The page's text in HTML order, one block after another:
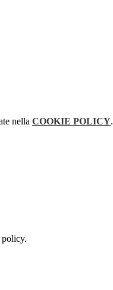
nella COOKIE POLICY.
policy.